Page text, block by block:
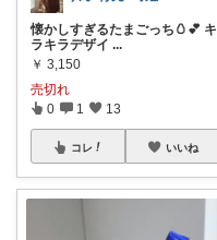
懐かしすぎるたまごっち🥚💕 キ
ラキラデザイ ...
￥ 3,150
売切れ
0 1 13
コレ いいね